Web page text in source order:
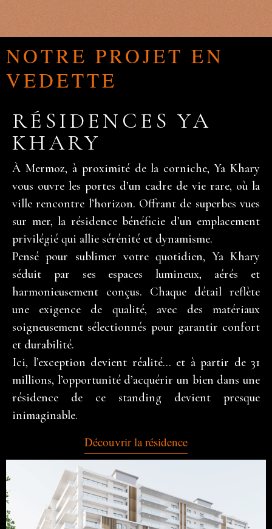
NOTRE PROJET EN
VEDETTE
RÉSIDENCES YA
KHARY
À Mermoz, à proximité de la corniche, Ya Khary
vous ouvre les portes d’un cadre de vie rare, où la
ville rencontre l’horizon. Offrant de superbes vues
sur mer, la résidence bénéficie d’un emplacement
privilégié qui allie sérénité et dynamisme.
Pensé pour sublimer votre quotidien, Ya Khary
séduit par ses espaces lumineux, aérés et
harmonieusement conçus. Chaque détail reflète
une exigence de qualité, avec des matériaux
soigneusement sélectionnés pour garantir confort
et durabilité.
Ici, l’exception devient réalité… et à partir de 31
millions, l’opportunité d’acquérir un bien dans une
résidence de ce standing devient presque
inimaginable.
Découvrir la résidence